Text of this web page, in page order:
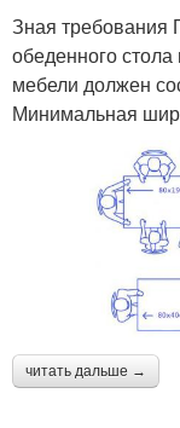
Зная требования
обеденного
мебели должен
Минимальная
читать дальше →